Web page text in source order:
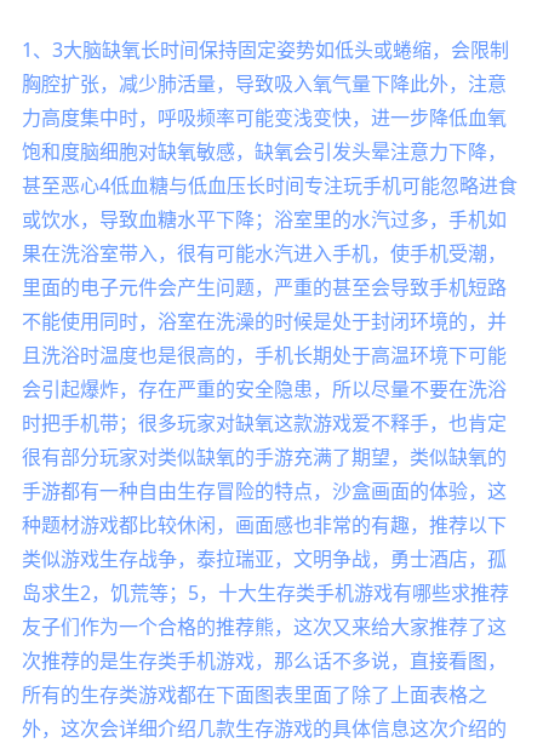
1、3大脑缺氧长时间保持固定姿势如低头或蜷缩，会限制
胸腔扩张，减少肺活量，导致吸入氧气量下降此外，注意
力高度集中时，呼吸频率可能变浅变快，进一步降低血氧
饱和度脑细胞对缺氧敏感，缺氧会引发头晕注意力下降，
甚至恶心4低血糖与低血压长时间专注玩手机可能忽略进食
或饮水，导致血糖水平下降；浴室里的水汽过多，手机如
果在洗浴室带入，很有可能水汽进入手机，使手机受潮，
里面的电子元件会产生问题，严重的甚至会导致手机短路
不能使用同时，浴室在洗澡的时候是处于封闭环境的，并
且洗浴时温度也是很高的，手机长期处于高温环境下可能
会引起爆炸，存在严重的安全隐患，所以尽量不要在洗浴
时把手机带；很多玩家对缺氧这款游戏爱不释手，也肯定
很有部分玩家对类似缺氧的手游充满了期望，类似缺氧的
手游都有一种自由生存冒险的特点，沙盒画面的体验，这
种题材游戏都比较休闲，画面感也非常的有趣，推荐以下
类似游戏生存战争，泰拉瑞亚，文明争战，勇士酒店，孤
岛求生2，饥荒等；5，十大生存类手机游戏有哪些求推荐
友子们作为一个合格的推荐熊，这次又来给大家推荐了这
次推荐的是生存类手机游戏，那么话不多说，直接看图，
所有的生存类游戏都在下面图表里面了除了上面表格之
外，这次会详细介绍几款生存游戏的具体信息这次介绍的